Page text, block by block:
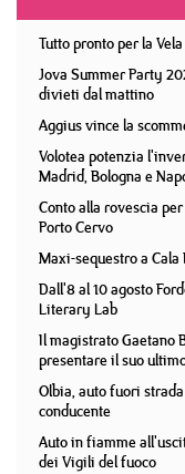
Tutto pronto per la
Jova Summer Party
divieti dal mattino
Aggius vince la
Volotea potenzia
Madrid, Bologna e
Conto alla rovescia
Porto Cervo
Maxi-sequestro a
Dall'8 al 10 agosto
Literary Lab
Il magistrato Gaetano
presentare il suo
Olbia, auto fuori
conducente
Auto in fiamme
dei Vigili del fuoco